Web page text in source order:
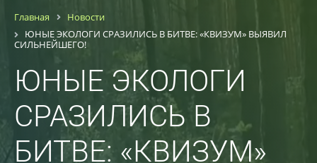
Главная
Новости
ЮНЫЕ ЭКОЛОГИ СРАЗИЛИСЬ В БИТВЕ: «КВИЗУМ» ВЫЯВИЛ
СИЛЬНЕЙШЕГО!
ЮНЫЕ ЭКОЛОГИ
СРАЗИЛИСЬ В
БИТВЕ: «КВИЗУМ»